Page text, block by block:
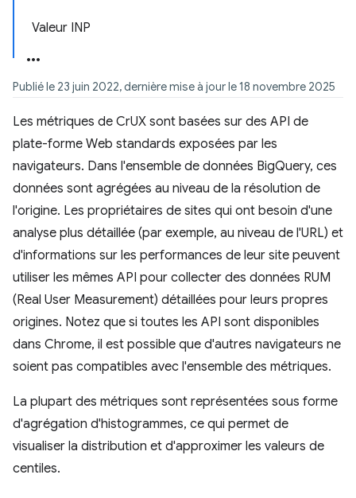
Valeur INP
Publié le 23 juin 2022, dernière mise à jour le 18 novembre 2025
Les métriques de CrUX sont basées sur des API de
plate-forme Web standards exposées par les
navigateurs. Dans l'ensemble de données BigQuery, ces
données sont agrégées au niveau de la résolution de
l'origine. Les propriétaires de sites qui ont besoin d'une
analyse plus détaillée (par exemple, au niveau de l'URL) et
d'informations sur les performances de leur site peuvent
utiliser les mêmes API pour collecter des données RUM
(Real User Measurement) détaillées pour leurs propres
origines. Notez que si toutes les API sont disponibles
dans Chrome, il est possible que d'autres navigateurs ne
soient pas compatibles avec l'ensemble des métriques.
La plupart des métriques sont représentées sous forme
d'agrégation d'histogrammes, ce qui permet de
visualiser la distribution et d'approximer les valeurs de
centiles.